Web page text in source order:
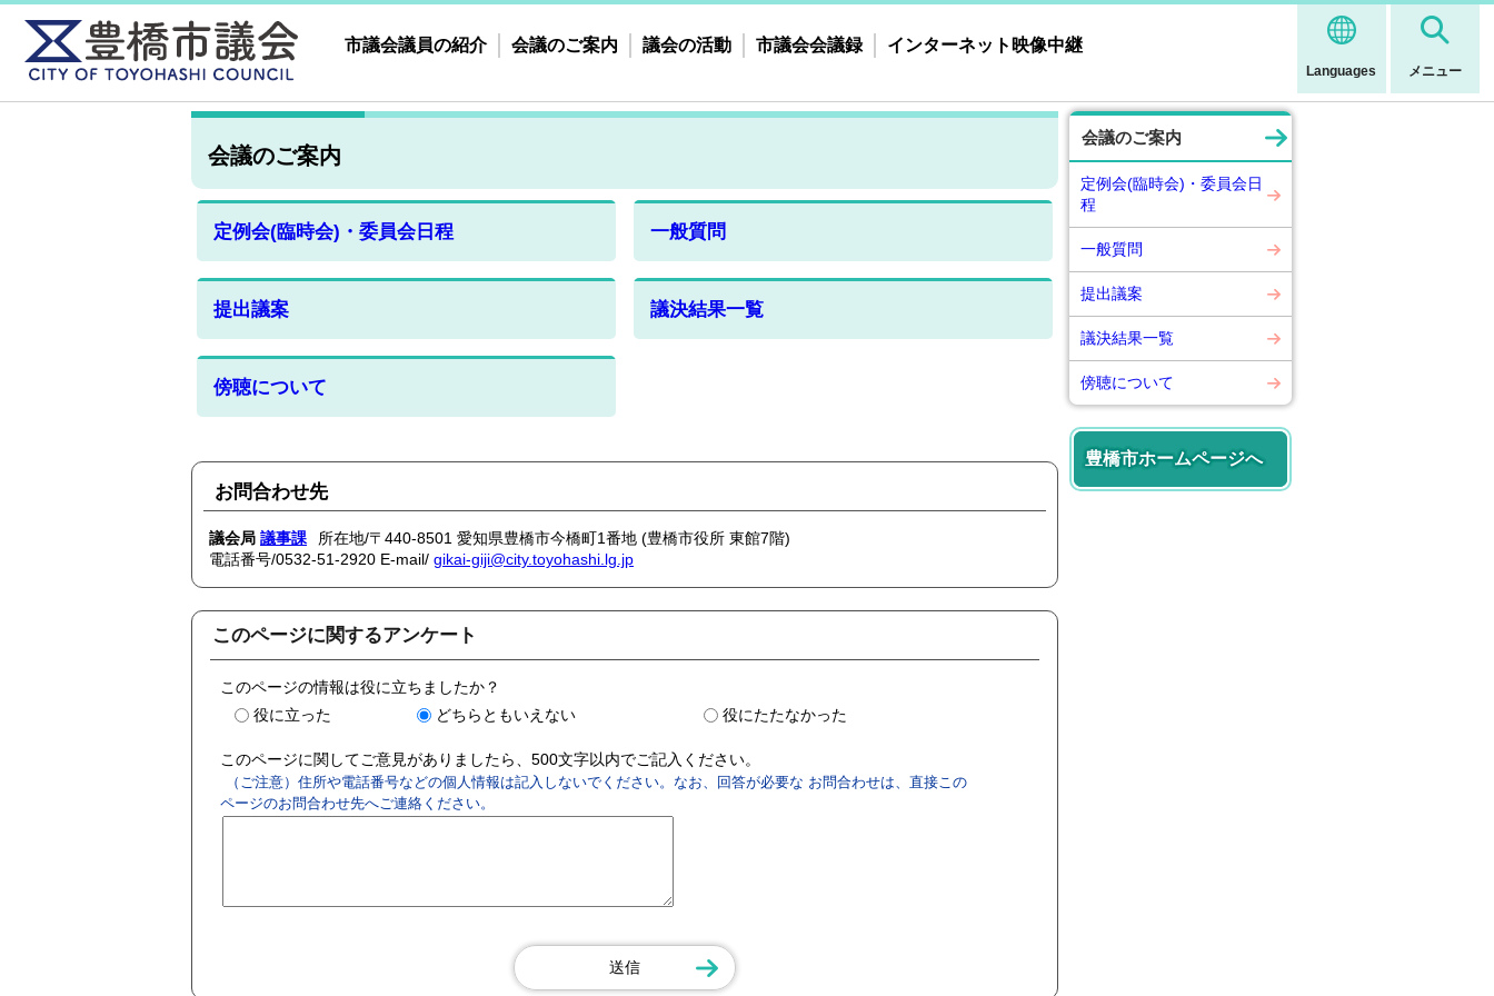
Languages メニュー
市議会議員の紹介 会議のご案内 議会の活動 市議会会議録 インターネット映像中継
会議のご案内
定例会(臨時会)・委員会日程 一般質問
提出議案 議決結果一覧
傍聴について
お問合わせ先
議会局 議事課
所在地/〒440-8501 愛知県豊橋市今橋町1番地 (豊橋市役所 東館7階)
電話番号/0532-51-2920 E-mail/ gikai-giji@city.toyohashi.lg.jp
このページに関するアンケート
このページの情報は役に立ちましたか？
役に立った
どちらともいえない 役にたたなかった
このページに関してご意見がありましたら、500文字以内でご記入ください。
（ご注意）住所や電話番号などの個人情報は記入しないでください。なお、回答が必要な お問合わせは、直接この
ページのお問合わせ先へご連絡ください。
会議のご案内
定例会(臨時会)・委員会日
程
一般質問
提出議案
議決結果一覧
傍聴について
豊橋市ホームページへ